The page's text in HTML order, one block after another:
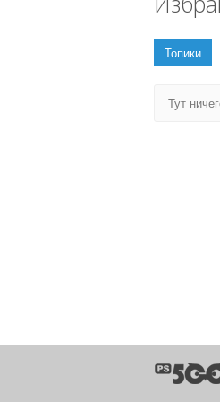
Топики
Тут